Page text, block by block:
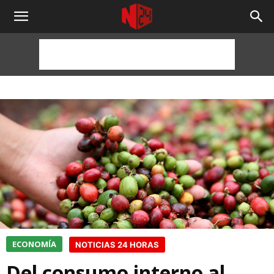
NOTICIAS
HORAS
ECONOMÍA NOTICIAS 24 HORAS